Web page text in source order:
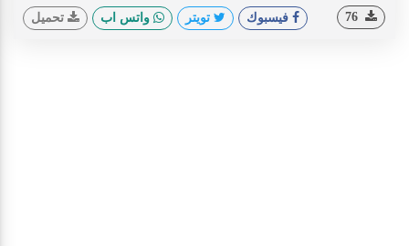
فيسبوك تويتر واتس اب تحميل